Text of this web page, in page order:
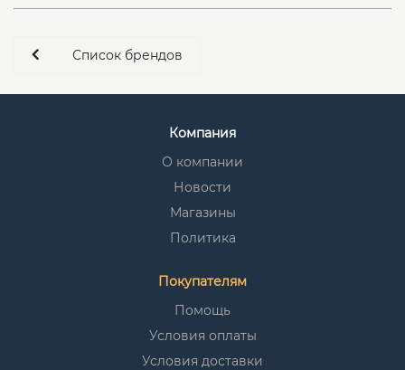
Список брендов
Компания
О компании
Новости
Магазины
Политика
Покупателям
Помощь
Условия оплаты
Условия доставки